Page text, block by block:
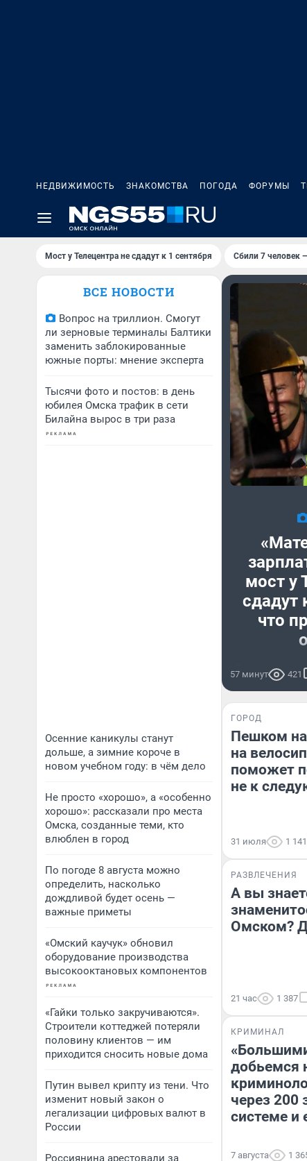
НЕДВИЖИМОСТЬ ЗНАКОМСТВА ПОГОДА ФОРУМЫ
Мост у Телецентра не сдадут к 1 сентября Сбили 7 человек
ВСЕ НОВОСТИ
Вопрос на триллион. Смогут
ли зерновые терминалы Балтики
заменить заблокированные
южные порты: мнение эксперта
Тысячи фото и постов: в день
юбилея Омска трафик в сети
Билайна вырос в три раза
Осенние каникулы станут
дольше, а зимние короче в
новом учебном году: в чём дело
Не просто «хорошо», а «особенно
хорошо»: рассказали про места
Омска, созданные теми, кто
влюблен в город
По погоде 8 августа можно
определить, насколько
дождливой будет осень —
важные приметы
«Омский каучук» обновил
оборудование производства
высокооктановых компонентов
«Гайки только закручиваются».
Строители коттеджей потеряли
половину клиентов — им
приходится сносить новые дома
Путин вывел крипту из тени. Что
изменит новый закон о
легализации цифровых валют в
России
Россиянина арестовали за
мост у
сдадут
что
Репортаж
57 минут 421
ГОРОД
Пешком на
на
поможет
не к
31 июля 1 141
РАЗВЛЕЧЕНИЯ
А вы
Омском?
21 час 1 387
КРИМИНАЛ
добьемся
через 200
системе и
7 августа 1